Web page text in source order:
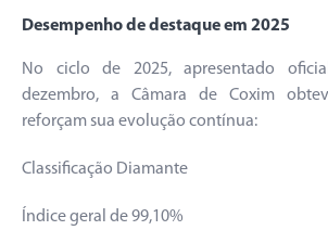
Desempenho de destaque em 2025
No ciclo de 2025, apresentado
dezembro, a Câmara de Coxim
reforçam sua evolução contínua:
Classificação Diamante
Índice geral de 99,10%